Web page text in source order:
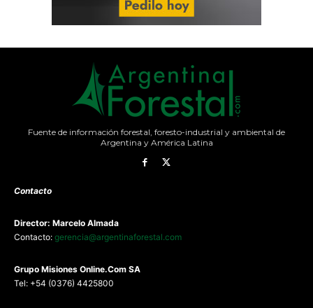
Fuente de información forestal, foresto-industrial y ambiental de
Argentina y América Latina
Contacto
Director: Marcelo Almada
Contacto: gerencia@argentinaforestal.com
Grupo Misiones Online.Com SA
Tel: +54 (0376) 4425800